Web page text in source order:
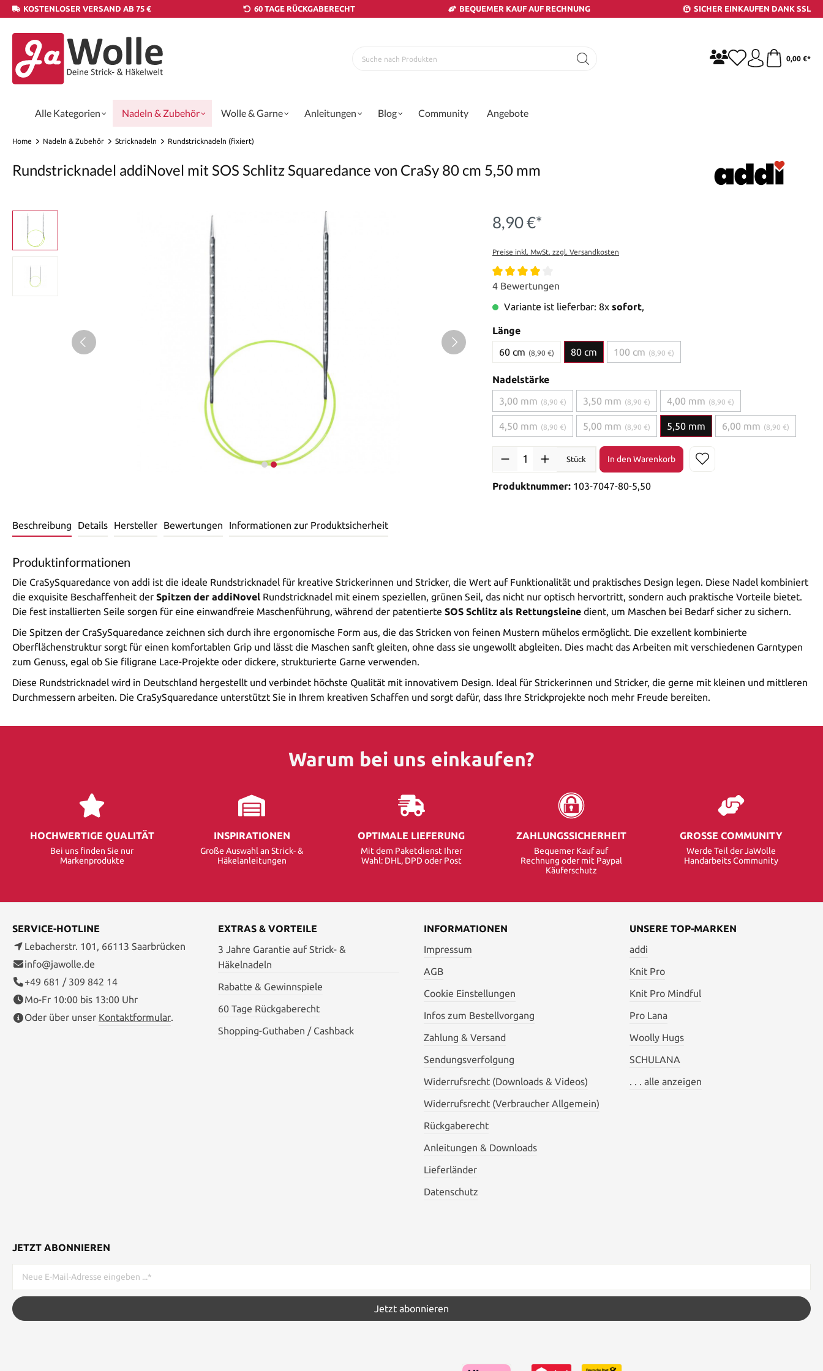
KOSTENLOSER VERSAND AB 75 € 60 TAGE RÜCKGABERECHT BEQUEMER KAUF AUF RECHNUNG SICHER EINKAUFEN DANK SSL
0,00 €*
Alle Kategorien Nadeln & Zubehör Wolle & Garne Anleitungen Blog Community Angebote
Home Nadeln & Zubehör Stricknadeln Rundstricknadeln (fixiert)
Rundstricknadel addiNovel mit SOS Schlitz Squaredance von CraSy 80 cm 5,50 mm
8,90 €*
Preise inkl. MwSt. zzgl. Versandkosten
4 Bewertungen
Variante ist lieferbar: 8x sofort,
Länge
60 cm (8,90 €) 80 cm 100 cm (8,90 €)
Nadelstärke
3,00 mm (8,90 €) 3,50 mm (8,90 €) 4,00 mm (8,90 €)
4,50 mm (8,90 €) 5,00 mm (8,90 €) 5,50 mm 6,00 mm (8,90 €)
Stück In den Warenkorb
Produktnummer: 103-7047-80-5,50
Beschreibung Details Hersteller Bewertungen Informationen zur Produktsicherheit
Produktinformationen
Die CraSySquaredance von addi ist die ideale Rundstricknadel für kreative Strickerinnen und Stricker, die Wert auf Funktionalität und praktisches Design legen. Diese Nadel kombiniert
die exquisite Beschaffenheit der Spitzen der addiNovel Rundstricknadel mit einem speziellen, grünen Seil, das nicht nur optisch hervortritt, sondern auch praktische Vorteile bietet.
Die fest installierten Seile sorgen für eine einwandfreie Maschenführung, während der patentierte SOS Schlitz als Rettungsleine dient, um Maschen bei Bedarf sicher zu sichern.
Die Spitzen der CraSySquaredance zeichnen sich durch ihre ergonomische Form aus, die das Stricken von feinen Mustern mühelos ermöglicht. Die exzellent kombinierte
Oberflächenstruktur sorgt für einen komfortablen Grip und lässt die Maschen sanft gleiten, ohne dass sie ungewollt abgleiten. Dies macht das Arbeiten mit verschiedenen Garntypen
zum Genuss, egal ob Sie filigrane Lace-Projekte oder dickere, strukturierte Garne verwenden.
Diese Rundstricknadel wird in Deutschland hergestellt und verbindet höchste Qualität mit innovativem Design. Ideal für Strickerinnen und Stricker, die gerne mit kleinen und mittleren
Durchmessern arbeiten. Die CraSySquaredance unterstützt Sie in Ihrem kreativen Schaffen und sorgt dafür, dass Ihre Strickprojekte noch mehr Freude bereiten.
Warum bei uns einkaufen?
HOCHWERTIGE QUALITÄT
Bei uns finden Sie nur
Markenprodukte
INSPIRATIONEN
Große Auswahl an Strick- &
Häkelanleitungen
OPTIMALE LIEFERUNG
Mit dem Paketdienst Ihrer
Wahl: DHL, DPD oder Post
ZAHLUNGSSICHERHEIT
Bequemer Kauf auf
Rechnung oder mit Paypal
Käuferschutz
GROSSE COMMUNITY
Werde Teil der JaWolle
Handarbeits Community
SERVICE-HOTLINE
Lebacherstr. 101, 66113 Saarbrücken
info@jawolle.de
+49 681 / 309 842 14
Mo-Fr 10:00 bis 13:00 Uhr
Oder über unser Kontaktformular.
EXTRAS & VORTEILE
3 Jahre Garantie auf Strick- &
Häkelnadeln
Rabatte & Gewinnspiele
60 Tage Rückgaberecht
Shopping-Guthaben / Cashback
INFORMATIONEN
Impressum
AGB
Cookie Einstellungen
Infos zum Bestellvorgang
Zahlung & Versand
Sendungsverfolgung
Widerrufsrecht (Downloads & Videos)
Widerrufsrecht (Verbraucher Allgemein)
Rückgaberecht
Anleitungen & Downloads
Lieferländer
Datenschutz
UNSERE TOP-MARKEN
addi
Knit Pro
Knit Pro Mindful
Pro Lana
Woolly Hugs
SCHULANA
. . . alle anzeigen
JETZT ABONNIEREN
Jetzt abonnieren